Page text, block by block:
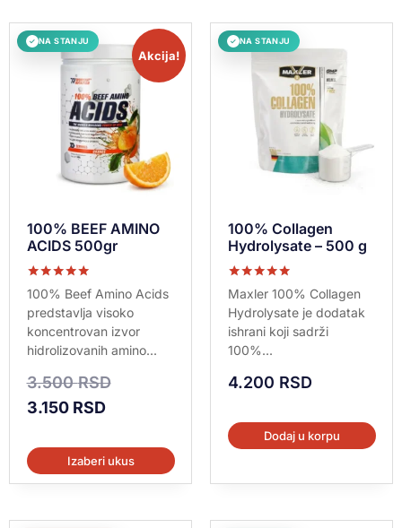
✓ NA STANJU
Akcija!
100% BEEF AMINO
ACIDS 500gr
Ocenjeno sa
5.00
od 5
100% Beef Amino Acids
predstavlja visoko
koncentrovan izvor
hidrolizovanih amino...
3.500RSD
3.150 RSD
Izaberi ukus
✓ NA STANJU
100% Collagen
Hydrolysate – 500 g
Ocenjeno sa
5.00
od 5
Maxler 100% Collagen
Hydrolysate je dodatak
ishrani koji sadrži
100%...
4.200 RSD
Dodaj u korpu